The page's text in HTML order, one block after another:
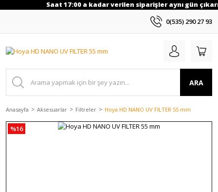
Saat 17:00 a kadar verilen siparişler aynı gün
0(535) 290 27 93
ARA
Anasayfa Aksesuarlar Filtreler Hoya HD NANO UV FILTER 55 mm
%16